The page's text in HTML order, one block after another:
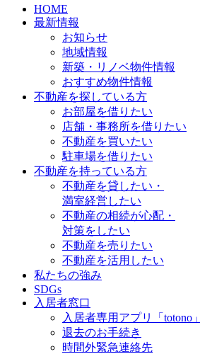
HOME
最新情報
お知らせ
地域情報
新築・リノベ物件情報
おすすめ物件情報
不動産を探している方
お部屋を借りたい
店舗・事務所を借りたい
不動産を買いたい
駐車場を借りたい
不動産を持っている方
不動産を貸したい・
満室経営したい
不動産の相続が心配・
対策をしたい
不動産を売りたい
不動産を活用したい
私たちの強み
SDGs
入居者窓口
入居者専用アプリ「totono」
退去のお手続き
時間外緊急連絡先